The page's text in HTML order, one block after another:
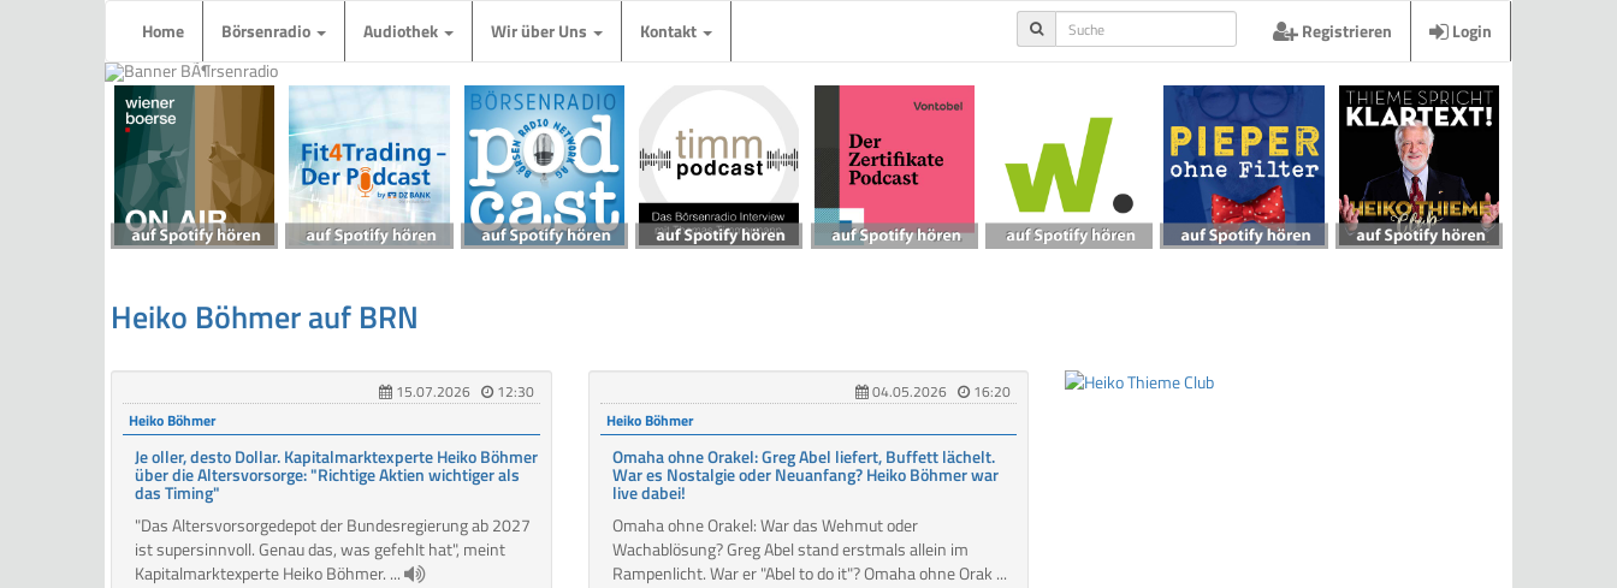
Home Börsenradio Audiothek Wir über Uns Kontakt Registrieren Login
Heiko Böhmer auf BRN
15.07.2026
12:30
Heiko Böhmer
Je oller, desto Dollar. Kapitalmarktexperte Heiko Böhmer
über die Altersvorsorge: "Richtige Aktien wichtiger als
das Timing"
"Das Altersvorsorgedepot der Bundesregierung ab 2027
ist supersinnvoll. Genau das, was gefehlt hat", meint
Kapitalmarktexperte Heiko Böhmer. ...
04.05.2026
16:20
Heiko Böhmer
Omaha ohne Orakel: Greg Abel liefert, Buffett lächelt.
War es Nostalgie oder Neuanfang? Heiko Böhmer war
live dabei!
Omaha ohne Orakel: War das Wehmut oder
Wachablösung? Greg Abel stand erstmals allein im
Rampenlicht. War er "Abel to do it"? Omaha ohne Orak ...